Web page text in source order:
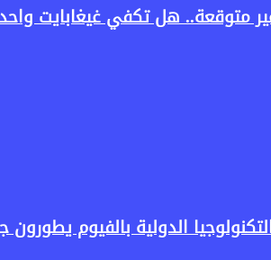
الدولية بالفيوم